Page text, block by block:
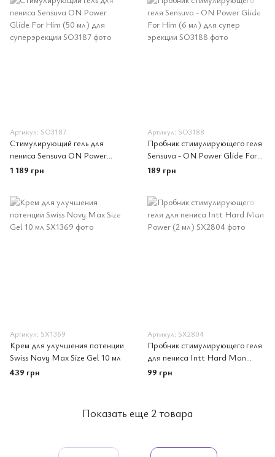
Артикул: SO3187
Стимулирующий гель для
пениса Sensuva ON Power
Glide For Him (50 мл) для
суперэрекции
1 189 грн
Артикул: SO3188
Пробник стимулирующего геля
Sensuva - ON Power Glide For
Him (6 мл) для супер эрекции
189 грн
Артикул: SX1369
Крем для улучшения потенции
Swiss Navy Max Size Gel 10 мл
439 грн
Артикул: SX2804
Пробник стимулирующего геля
для пениса Intt Hard Man
Power (2 мл)
99 грн
Показать еще 2 товара